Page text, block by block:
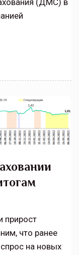
(ДМС) в
прирост
что ранее
на новых